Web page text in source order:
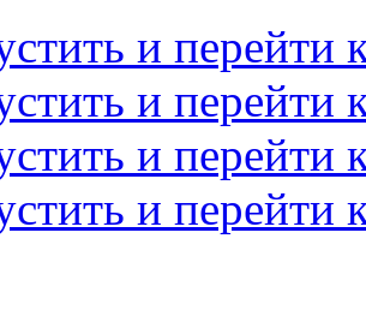
и перейти
и перейти
и перейти
и перейти